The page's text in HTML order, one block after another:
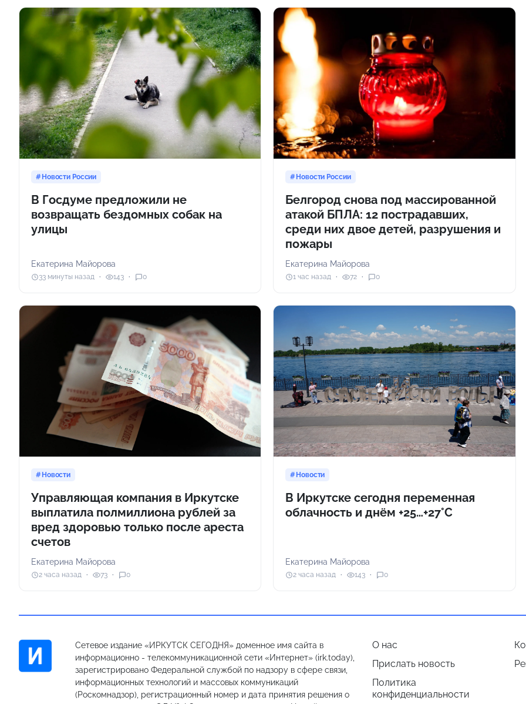
Новости России
В Госдуме предложили не
возвращать бездомных собак на
улицы
Екатерина Майорова
33 минуты назад 143 0
Новости России
Белгород снова под массированной
атакой БПЛА: 12 пострадавших,
среди них двое детей, разрушения и
пожары
Екатерина Майорова
1 час назад 72 0
Новости
Управляющая компания в Иркутске
выплатила полмиллиона рублей за
вред здоровью только после ареста
счетов
Екатерина Майорова
2 часа назад 73 0
Новости
В Иркутске сегодня переменная
облачность и днём +25…+27°С
Екатерина Майорова
2 часа назад 143 0
Сетевое издание «ИРКУТСК СЕГОДНЯ» доменное имя сайта в
информационно - телекоммуникационной сети «Интернет» (irk.today),
зарегистрировано Федеральной службой по надзору в сфере связи,
информационных технологий и массовых коммуникаций
(Роскомнадзор), регистрационный номер и дата принятия решения о
О нас
Прислать новость
Политика
конфиденциальности